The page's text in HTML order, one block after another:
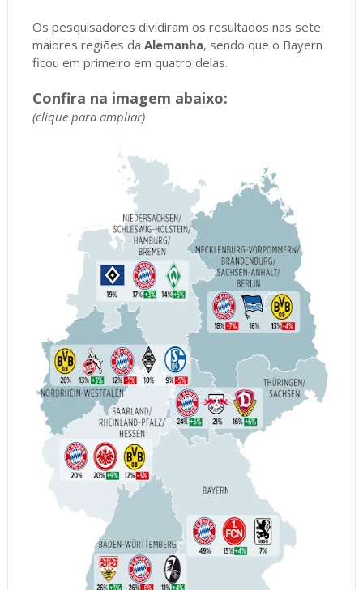
Os pesquisadores dividiram os resultados nas sete
maiores regiões da Alemanha, sendo que o Bayern
ficou em primeiro em quatro delas.
Confira na imagem abaixo:
(clique para ampliar)